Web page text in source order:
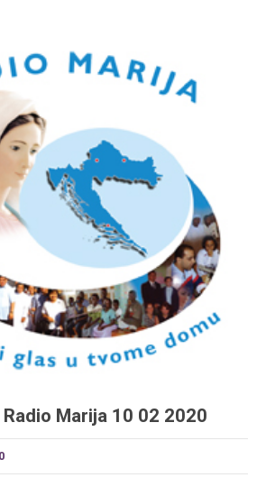
Marija 10 02 2020